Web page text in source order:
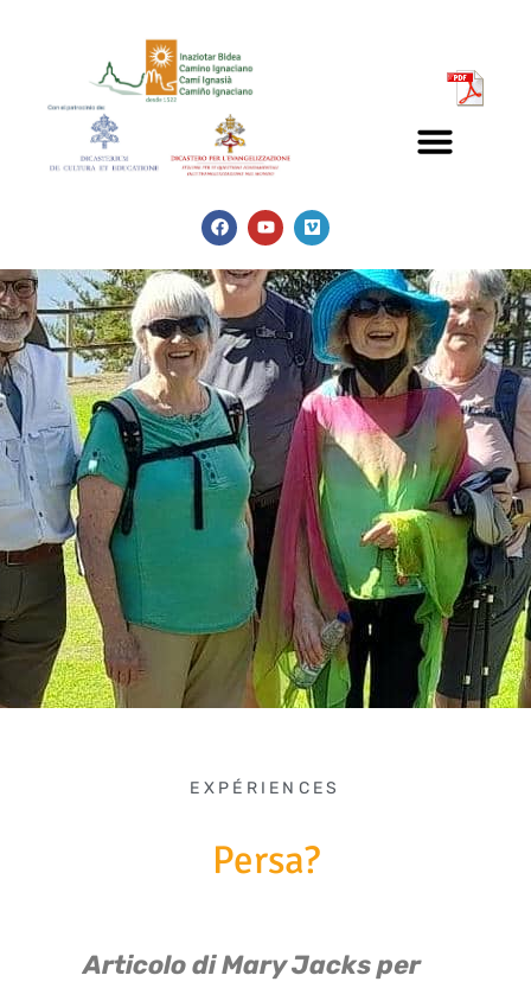
EXPÉRIENCES
Persa?
Articolo di Mary Jacks per